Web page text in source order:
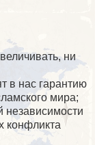
ни
в нас гарантию
мира;
конфликта